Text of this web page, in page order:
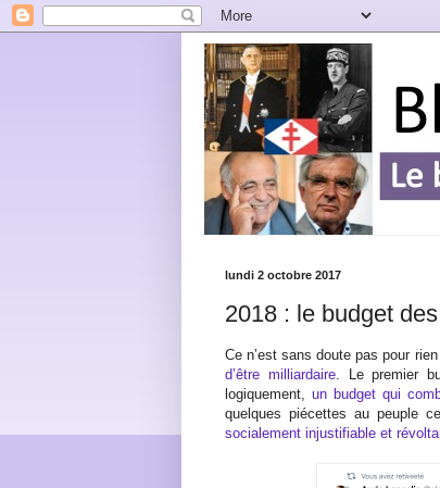
lundi 2 octobre 2017
2018 : le budget
Ce n’est sans doute pas pour rien
d’être milliardaire. Le premier
logiquement, un budget qui
quelques piécettes au peuple
socialement injustifiable et